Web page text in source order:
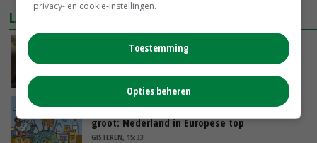
LAATSTE NIEUWS
‘Samenwerking A-ware en Amalthea gaat
zorgen voor meer balans’
GISTEREN, 16:01
Internationale vraag naar geitenzuivel blijft
groot: Nederland in Europese top
GISTEREN, 15:33
privacy- en cookie-instellingen.
Toestemming
Opties beheren